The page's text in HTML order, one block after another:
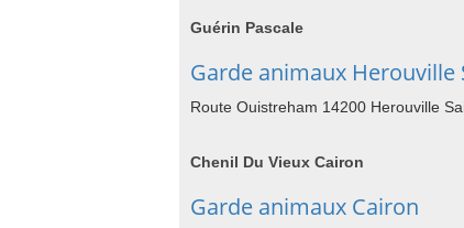
Guérin Pascale
Garde animaux Herouville
Route Ouistreham 14200 Herouville
Chenil Du Vieux Cairon
Garde animaux Cairon